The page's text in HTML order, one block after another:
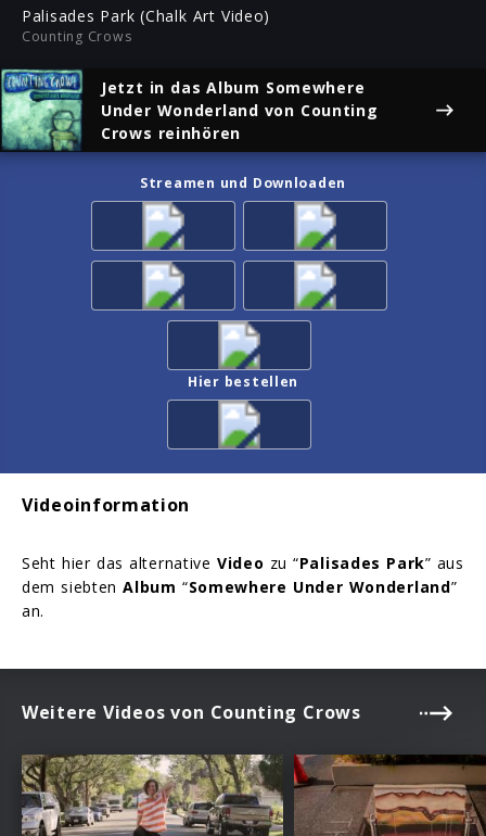
Palisades Park (Chalk Art Video)
Counting Crows
Jetzt in das Album Somewhere
Under Wonderland von Counting
Crows reinhören
Streamen und Downloaden
Hier bestellen
Videoinformation
Seht hier das alternative Video zu “Palisades Park” aus
dem siebtenAlbum “Somewhere Under Wonderland”
an.
Weitere Videos von Counting Crows